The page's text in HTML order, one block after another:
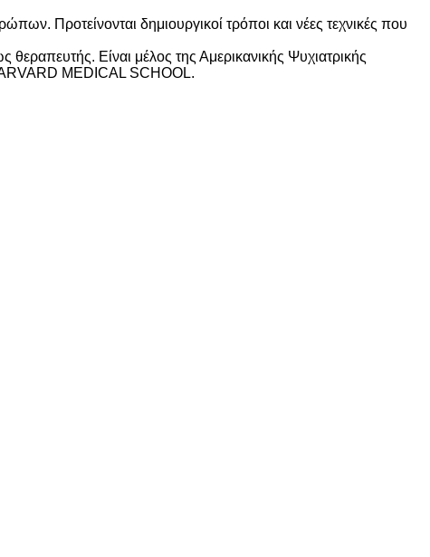
Προτείνονται δημιουργικοί τρόποι και νέες τεχνικές που
Είναι μέλος της Αμερικανικής Ψυχιατρικής
MEDICAL SCHOOL.